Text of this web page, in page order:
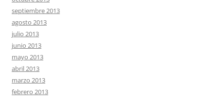
septiembre 2013
agosto 2013
julio 2013
junio 2013
mayo 2013
abril 2013
marzo 2013
febrero 2013